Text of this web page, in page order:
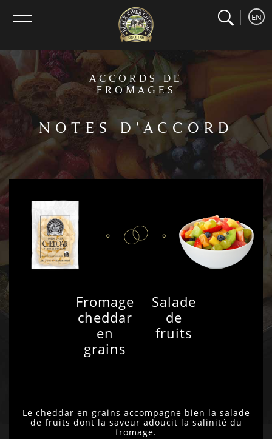
home Recherche
EN
ACCORDS DE
FROMAGES
NOTES D’ACCORD
Fromage
cheddar
en
grains
Salade
de
fruits
Le cheddar en grains accompagne bien la salade
de fruits dont la saveur adoucit la salinité du
fromage.